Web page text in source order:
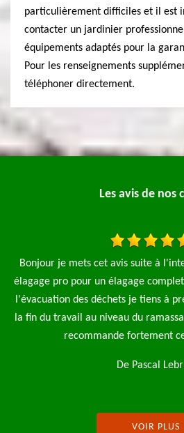
particulièrement difficiles et il est
contacter un jardinier
équipements adaptés pour la
Pour les renseignements
téléphoner directement.
Les avis de nos
de l'entreprise
saule pleureur avec
très belle finition à
des petits détails je
J'ai fait appel à
arbre ils
VOIR PLUS